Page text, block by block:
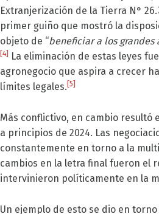
Extranjerización de la Tierra N°
primer guiño que mostró la
objeto de “beneficiar a los grandes
[4]
La eliminación de estas leyes
agronegocio que aspira a crecer
límites legales. [5]
Más conflictivo, en cambio resultó
a principios de 2024. Las
constantemente en torno a la
cambios en la letra final fueron el
intervinieron políticamente en la
Un ejemplo de esto se dio en